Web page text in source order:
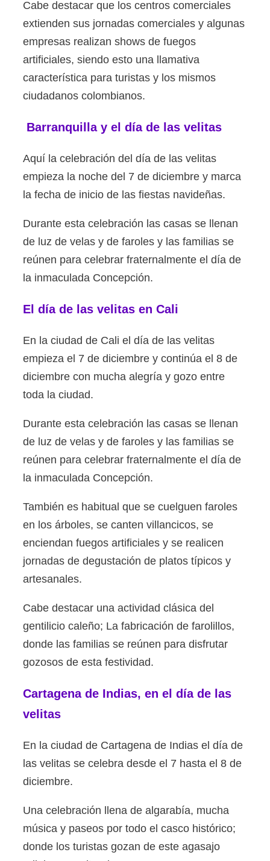
Cabe destacar que los centros comerciales
extienden sus jornadas comerciales y algunas
empresas realizan shows de fuegos
artificiales, siendo esto una llamativa
característica para turistas y los mismos
ciudadanos colombianos.
Barranquilla y el día de las velitas
Aquí la celebración del día de las velitas
empieza la noche del 7 de diciembre y marca
la fecha de inicio de las fiestas navideñas.
Durante esta celebración las casas se llenan
de luz de velas y de faroles y las familias se
reúnen para celebrar fraternalmente el día de
la inmaculada Concepción.
El día de las velitas en Cali
En la ciudad de Cali el día de las velitas
empieza el 7 de diciembre y continúa el 8 de
diciembre con mucha alegría y gozo entre
toda la ciudad.
Durante esta celebración las casas se llenan
de luz de velas y de faroles y las familias se
reúnen para celebrar fraternalmente el día de
la inmaculada Concepción.
También es habitual que se cuelguen faroles
en los árboles, se canten villancicos, se
enciendan fuegos artificiales y se realicen
jornadas de degustación de platos típicos y
artesanales.
Cabe destacar una actividad clásica del
gentilicio caleño; La fabricación de farolillos,
donde las familias se reúnen para disfrutar
gozosos de esta festividad.
Cartagena de Indias, en el día de las
velitas
En la ciudad de Cartagena de Indias el día de
las velitas se celebra desde el 7 hasta el 8 de
diciembre.
Una celebración llena de algarabía, mucha
música y paseos por todo el casco histórico;
donde los turistas gozan de este agasajo